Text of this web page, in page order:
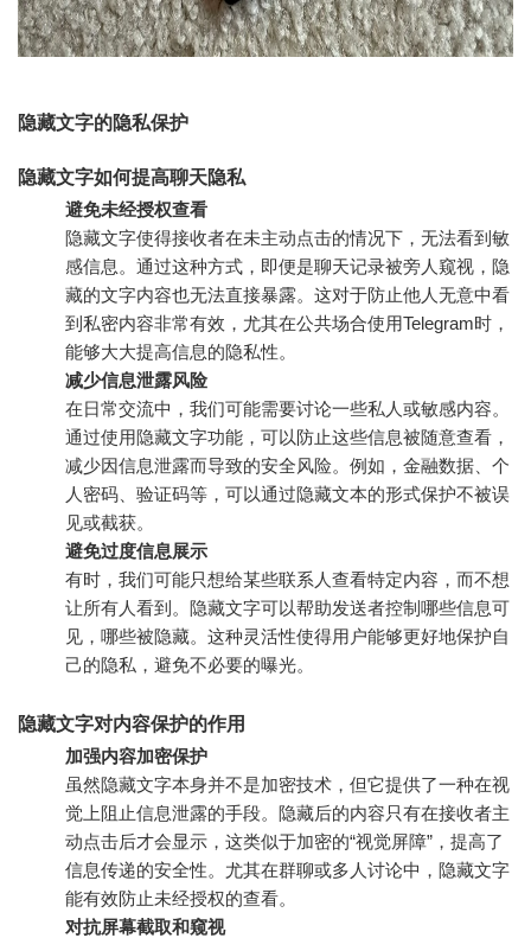
隐藏文字的隐私保护
隐藏文字如何提高聊天隐私
避免未经授权查看
隐藏文字使得接收者在未主动点击的情况下，无法看到敏
感信息。通过这种方式，即便是聊天记录被旁人窥视，隐
藏的文字内容也无法直接暴露。这对于防止他人无意中看
到私密内容非常有效，尤其在公共场合使用Telegram时，
能够大大提高信息的隐私性。
减少信息泄露风险
在日常交流中，我们可能需要讨论一些私人或敏感内容。
通过使用隐藏文字功能，可以防止这些信息被随意查看，
减少因信息泄露而导致的安全风险。例如，金融数据、个
人密码、验证码等，可以通过隐藏文本的形式保护不被误
见或截获。
避免过度信息展示
有时，我们可能只想给某些联系人查看特定内容，而不想
让所有人看到。隐藏文字可以帮助发送者控制哪些信息可
见，哪些被隐藏。这种灵活性使得用户能够更好地保护自
己的隐私，避免不必要的曝光。
隐藏文字对内容保护的作用
加强内容加密保护
虽然隐藏文字本身并不是加密技术，但它提供了一种在视
觉上阻止信息泄露的手段。隐藏后的内容只有在接收者主
动点击后才会显示，这类似于加密的“视觉屏障”，提高了
信息传递的安全性。尤其在群聊或多人讨论中，隐藏文字
能有效防止未经授权的查看。
对抗屏幕截取和窥视